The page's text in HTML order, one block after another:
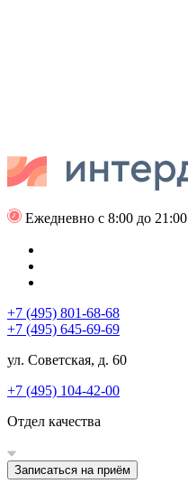
Ежедневно с 8:00 до 21:00
+7 (495) 801-68-68
+7 (495) 645-69-69
ул. Советская, д. 60
+7 (495) 104-42-00
Отдел качества
Записаться на приём